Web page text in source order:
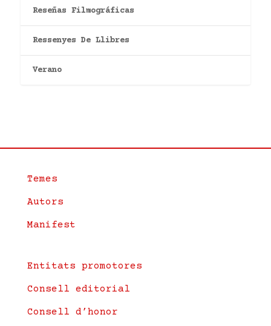
Reseñas Filmográficas
Ressenyes De Llibres
Verano
Temes
Autors
Manifest
Entitats promotores
Consell editorial
Consell d’honor